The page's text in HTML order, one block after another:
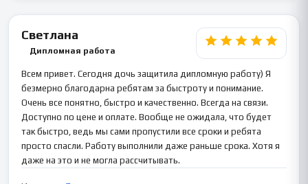
Светлана
Дипломная работа
Всем привет. Сегодня дочь защитила дипломную работу) Я
безмерно благодарна ребятам за быстроту и понимание.
Очень все понятно, быстро и качественно. Всегда на связи.
Доступно по цене и оплате. Вообще не ожидала, что будет
так быстро, ведь мы сами пропустили все сроки и ребята
просто спасли. Работу выполнили даже раньше срока. Хотя я
даже на это и не могла рассчитывать.